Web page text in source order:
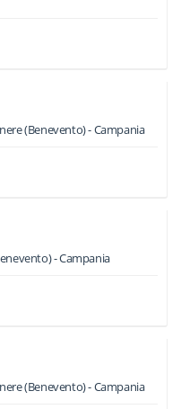
(Benevento) -Campania
-Campania
(Benevento) -Campania